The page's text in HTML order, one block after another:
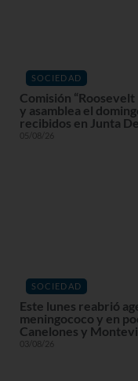
SOCIEDAD
Comisión
y asamblea el
recibidos en Junta
05/08/26
SOCIEDAD
Este lunes reabrió
meningococo y en
Canelones y
03/08/26